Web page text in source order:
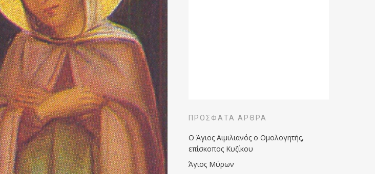
ΠΡΌΣΦΑΤΑ ΆΡΘΡΑ
Ο Άγιος Αιμιλιανός ο Ομολογητής,
επίσκοπος Κυζίκου
Άγιος Μύρων